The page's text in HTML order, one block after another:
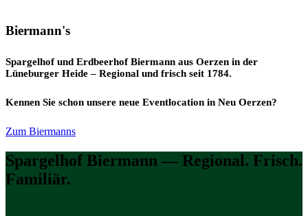
Biermann's
Spargelhof und Erdbeerhof Biermann aus Oerzen in der
Lüneburger Heide – Regional und frisch seit 1784.
Kennen Sie schon unsere neue Eventlocation in Neu Oerzen?
Zum Biermanns
Spargelhof Biermann — Regional. Frisch.
Familiär.